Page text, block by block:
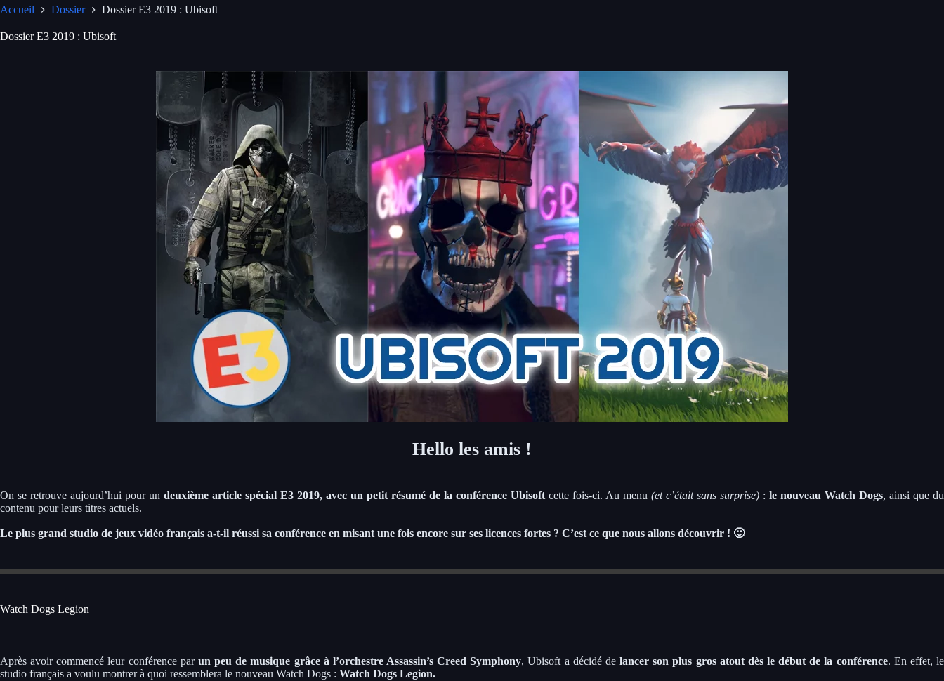
Accueil Dossier Dossier E3 2019 : Ubisoft
Dossier E3 2019 : Ubisoft
Hello les amis !
On se retrouve aujourd’hui pour un deuxième article spécial E3 2019, avec un petit résumé de la conférence Ubisoft cette fois-ci. Au menu (et c’était sans surprise) : le nouveau Watch Dogs, ainsi que du
contenu pour leurs titres actuels.
Le plus grand studio de jeux vidéo français a-t-il réussi sa conférence en misant une fois encore sur ses licences fortes ? C’est ce que nous allons découvrir ! 🙂
Watch Dogs Legion
Après avoir commencé leur conférence par un peu de musique grâce à l’orchestre Assassin’s Creed Symphony, Ubisoft a décidé delancer son plus gros atout dès le début de la conférence. En effet, le
studio français a voulu montrer à quoi ressemblera le nouveau Watch Dogs : Watch Dogs Legion.